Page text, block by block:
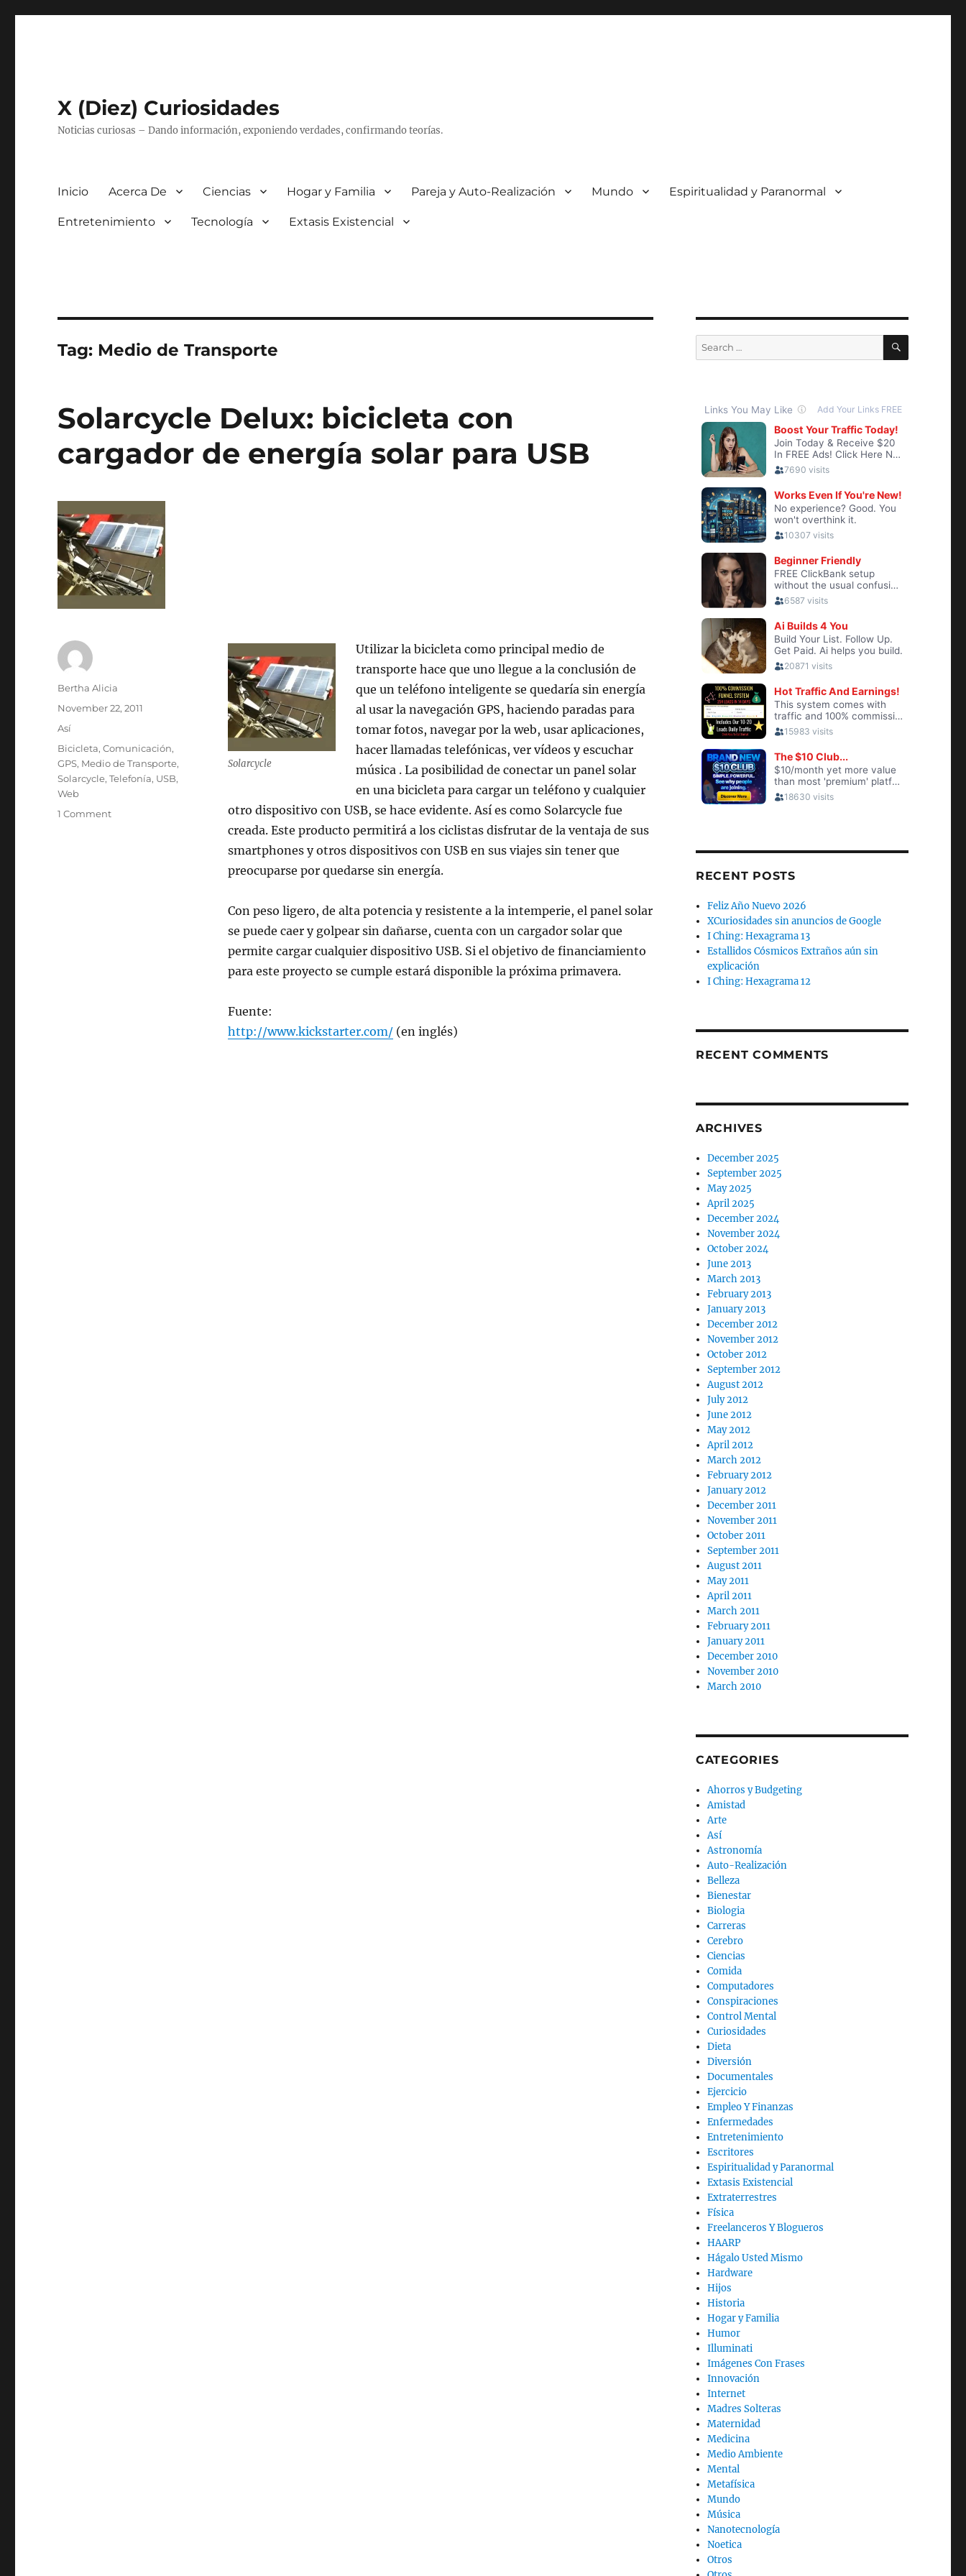
X (Diez) Curiosidades
Noticias curiosas – Dando información, exponiendo verdades, confirmando teorías.
Inicio Acerca De Ciencias Hogar y Familia Pareja y Auto-Realización Mundo Espiritualidad y Paranormal
Entretenimiento Tecnología Extasis Existencial
Tag: Medio de Transporte
Solarcycle Delux: bicicleta con
cargador de energía solar para USB
Solarcycle
Utilizar la bicicleta como principal medio de
transporte hace que uno llegue a la conclusión de
que un teléfono inteligente se quedaría sin energía
al usar la navegación GPS, haciendo paradas para
tomar fotos, navegar por la web, usar aplicaciones,
hacer llamadas telefónicas, ver vídeos y escuchar
música . La posibilidad de conectar un panel solar
en una bicicleta para cargar un teléfono y cualquier
otro dispositivo con USB, se hace evidente. Así es como Solarcycle fue
creada. Este producto permitirá a los ciclistas disfrutar de la ventaja de sus
smartphones y otros dispositivos con USB en sus viajes sin tener que
preocuparse por quedarse sin energía.
Con peso ligero, de alta potencia y resistente a la intemperie, el panel solar
se puede caer y golpear sin dañarse, cuenta con un cargador solar que
permite cargar cualquier dispositivo USB. Si el objetivo de financiamiento
para este proyecto se cumple estará disponible la próxima primavera.
Fuente:
http://www.kickstarter.com/(en inglés)
Author
Bertha Alicia
Posted
November 22, 2011
Categories
Así
Tags
Bicicleta,Comunicación,
GPS, Medio de Transporte,
Solarcycle,Telefonía, USB,
Web
1 Commenton
Search
for:
SEARCH
RECENT POSTS
Feliz Año Nuevo 2026
XCuriosidades sin anuncios de Google
I Ching: Hexagrama 13
Estallidos Cósmicos Extraños aún sin
explicación
I Ching: Hexagrama 12
RECENT COMMENTS
ARCHIVES
December 2025
September 2025
May 2025
April 2025
December 2024
November 2024
October 2024
June 2013
March 2013
February 2013
January 2013
December 2012
November 2012
October 2012
September 2012
August 2012
July 2012
June 2012
May 2012
April 2012
March 2012
February 2012
January 2012
December 2011
November 2011
October 2011
September 2011
August 2011
May 2011
April 2011
March 2011
February 2011
January 2011
December 2010
November 2010
March 2010
CATEGORIES
Ahorros y Budgeting
Amistad
Arte
Así
Astronomía
Auto-Realización
Belleza
Bienestar
Biologia
Carreras
Cerebro
Ciencias
Comida
Computadores
Conspiraciones
Control Mental
Curiosidades
Dieta
Diversión
Documentales
Ejercicio
Empleo Y Finanzas
Enfermedades
Entretenimiento
Escritores
Espiritualidad y Paranormal
Extasis Existencial
Extraterrestres
Física
Freelanceros Y Blogueros
HAARP
Hágalo Usted Mismo
Hardware
Hijos
Historia
Hogar y Familia
Humor
Illuminati
Imágenes Con Frases
Innovación
Internet
Madres Solteras
Maternidad
Medicina
Medio Ambiente
Mental
Metafísica
Mundo
Música
Nanotecnología
Noetica
Otros